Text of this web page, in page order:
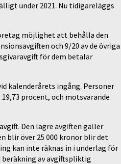
under 2021. Nu tidigareläggs
möjlighet att behålla den
och 9/20 av de övriga
för dem betalar
kalenderårets ingång. Personer
procent, och motsvarande
Den lägre avgiften gäller
blir över 25 000 kronor blir det
kan inte räknas in i underlag för
av avgiftspliktig